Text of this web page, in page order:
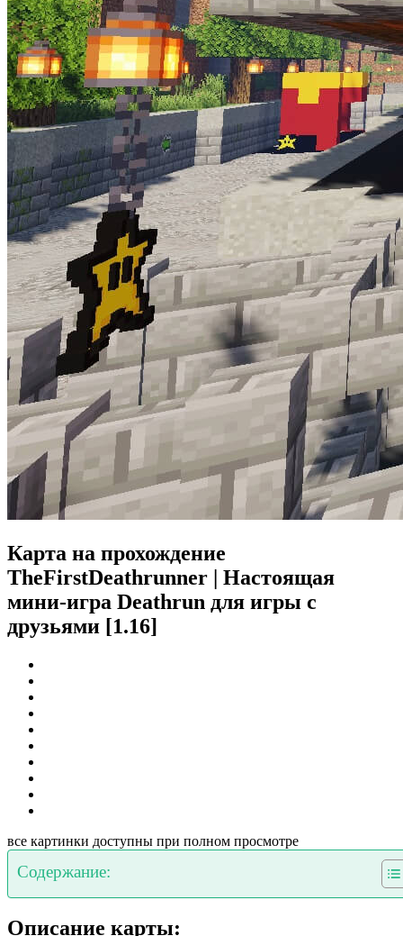
Карта на прохождение
TheFirstDeathrunner | Настоящая
мини-игра Deathrun для игры с
друзьями [1.16]
все картинки доступны при полном просмотре
Содержание:
Описание карты: